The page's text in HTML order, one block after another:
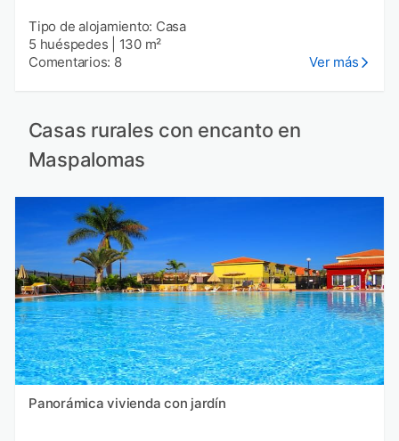
Tipo de alojamiento: Casa
5 huéspedes
130 m²
Comentarios: 8
Ver más
Casas rurales con encanto en
Maspalomas
Panorámica vivienda con jardín